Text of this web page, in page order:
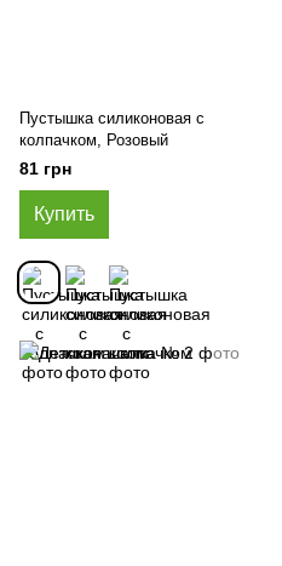
Пустышка силиконовая с
колпачком, Розовый
81 грн
Купить